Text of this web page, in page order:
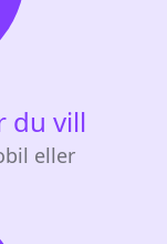
du vill
eller